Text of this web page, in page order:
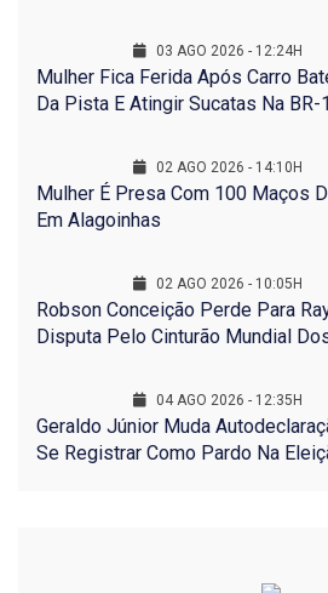
03 AGO 2026 - 12:24H
Mulher Fica Ferida Após Carro
Da Pista E Atingir Sucatas Na BR-
02 AGO 2026 - 14:10H
Mulher É Presa Com 100 Maços
Em Alagoinhas
02 AGO 2026 - 10:05H
Robson Conceição Perde Para
Disputa Pelo Cinturão Mundial
04 AGO 2026 - 12:35H
Geraldo Júnior Muda
Se Registrar Como Pardo Na